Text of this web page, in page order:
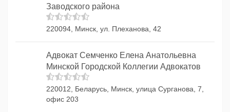
Заводского района
220094, Минск, ул. Плеханова, 42
Адвокат Семченко Елена Анатольевна
Минской Городской Коллегии Адвокатов
220012, Беларусь, Минск, улица Сурганова, 7,
офис 203